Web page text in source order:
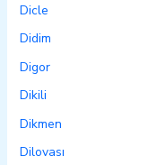
Dicle
Didim
Digor
Dikili
Dikmen
Dilovası